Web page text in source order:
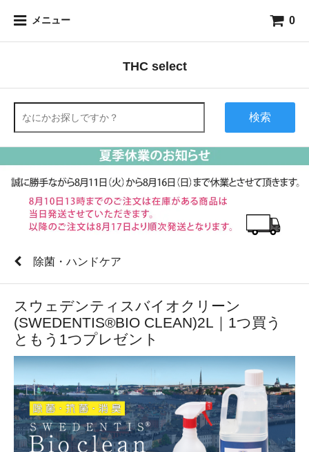
メニュー 0
THC select
検索
除菌・ハンドケア
スウェデンティスバイオクリーン
(SWEDENTIS®BIO CLEAN)2L｜1つ買う
ともう1つプレゼント